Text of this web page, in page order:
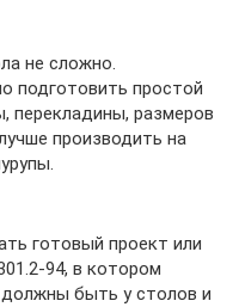
не сложно.
подготовить простой
перекладины, размеров
производить на
готовый проект или
94, в котором
быть у столов и